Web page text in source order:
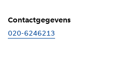
Contactgegevens
020-6246213